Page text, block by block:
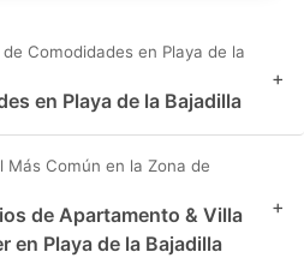
Comodidades en Playa de la
en Playa de la Bajadilla
+
Más Común en la Zona de
de Apartamento & Villa
en Playa de la Bajadilla
+